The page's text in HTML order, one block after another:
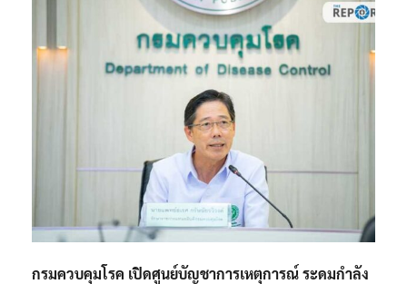
กรมควบคุมโรค เปิดศูนย์บัญชาการเหตุการณ์ ระดมกำลัง